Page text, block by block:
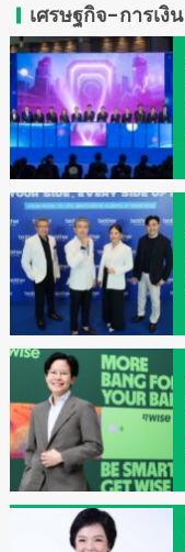
เศรษฐกิจ-การเงิน